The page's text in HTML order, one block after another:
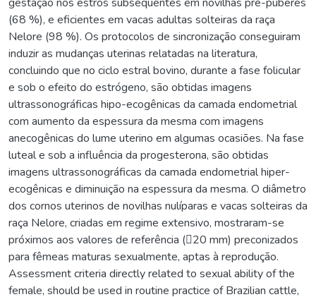
(68 %), e eficientes em vacas adultas solteiras da raça
Nelore (98 %). Os protocolos de sincronização conseguiram
induzir as mudanças uterinas relatadas na literatura,
concluindo que no ciclo estral bovino, durante a fase folicular
e sob o efeito do estrógeno, são obtidas imagens
ultrassonográficas hipo-ecogênicas da camada endometrial
com aumento da espessura da mesma com imagens
anecogênicas do lume uterino em algumas ocasiões. Na fase
luteal e sob a influência da progesterona, são obtidas
imagens ultrassonográficas da camada endometrial hiper-
ecogênicas e diminuição na espessura da mesma. O diâmetro
dos cornos uterinos de novilhas nulíparas e vacas solteiras da
raça Nelore, criadas em regime extensivo, mostraram-se
próximos aos valores de referência (20 mm) preconizados
para fêmeas maturas sexualmente, aptas à reprodução.
Assessment criteria directly related to sexual ability of the
female, should be used in routine practice of Brazilian cattle,